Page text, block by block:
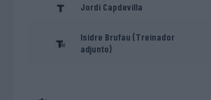
Jordi Capdevilla
Isidre Brufau (Treinador
adjunto)